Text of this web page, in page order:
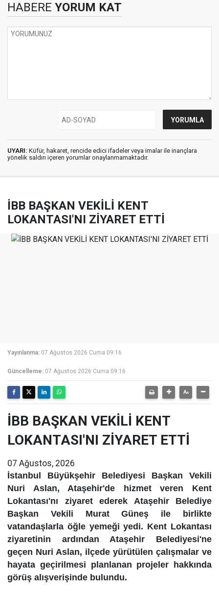
HABERE YORUM KAT
UYARI: Küfür, hakaret, rencide edici ifadeler veya imalar ile inançlara
yönelik saldırı içeren yorumlar onaylanmamaktadır.
İBB BAŞKAN VEKİLİ KENT
LOKANTASI'NI ZİYARET ETTİ
Yayınlanma: 07 Ağustos 2026 Cuma 09:16
Güncelleme: 07 Ağustos 2026 Cuma 09:16
İBB BAŞKAN VEKİLİ KENT
LOKANTASI'NI ZİYARET ETTİ
07 Ağustos, 2026
İstanbul Büyükşehir Belediyesi Başkan Vekili
Nuri Aslan, Ataşehir'de hizmet veren Kent
Lokantası'nı ziyaret ederek Ataşehir Belediye
Başkan Vekili Murat Güneş ile birlikte
vatandaşlarla öğle yemeği yedi. Kent Lokantası
ziyaretinin ardından Ataşehir Belediyesi'ne
geçen Nuri Aslan, ilçede yürütülen çalışmalar ve
hayata geçirilmesi planlanan projeler hakkında
görüş alışverişinde bulundu.